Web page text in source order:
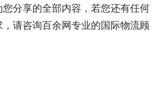
分享的全部内容，若您还有任何
请咨询百余网专业的国际物流顾